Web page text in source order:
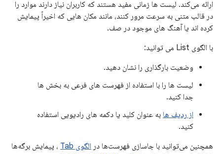
ارائه می‌کند. لیست ها زمانی مفید هستند که کاربران نیاز دارند موارد را
در قالب متنی به سرعت مرور کنند، مانند مکان هایی که اخیراً پیمایش
کرده اند یا آهنگ های موجود در صف.
با الگوی List می توانید:
وضعیت بارگذاری را نشان دهید.
لیست ها را با استفاده از فهرست های فرعی به بخش ها
جدا کنید.
از ردیف ها به عنوان کلید یا دکمه های رادیویی استفاده
کنید.
همچنین می‌توانید با جاسازی فهرست‌ها در الگوی Tab
، پیمایش برگه‌ها